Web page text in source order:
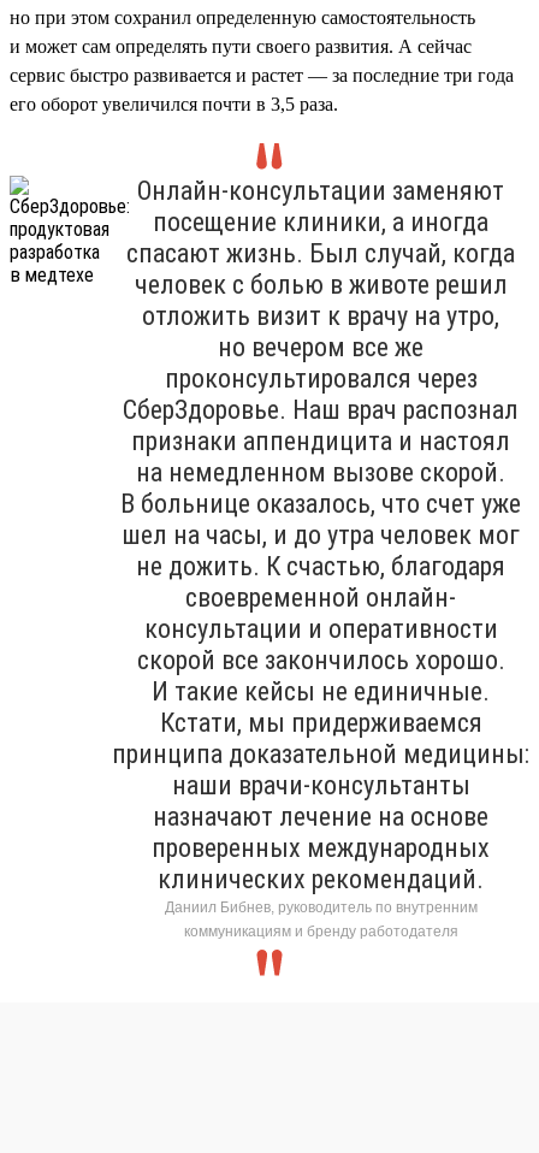
но при этом сохранил определенную самостоятельность
и может сам определять пути своего развития. А сейчас
сервис быстро развивается и растет — за последние три года
его оборот увеличился почти в 3,5 раза.
Онлайн-консультации заменяют
посещение клиники, а иногда
спасают жизнь. Был случай, когда
человек с болью в животе решил
отложить визит к врачу на утро,
но вечером все же
проконсультировался через
СберЗдоровье. Наш врач распознал
признаки аппендицита и настоял
на немедленном вызове скорой.
В больнице оказалось, что счет уже
шел на часы, и до утра человек мог
не дожить. К счастью, благодаря
своевременной онлайн-
консультации и оперативности
скорой все закончилось хорошо.
И такие кейсы не единичные.
Кстати, мы придерживаемся
принципа доказательной медицины:
наши врачи-консультанты
назначают лечение на основе
проверенных международных
клинических рекомендаций.
Даниил Бибнев, руководитель по внутренним
коммуникациям и бренду работодателя